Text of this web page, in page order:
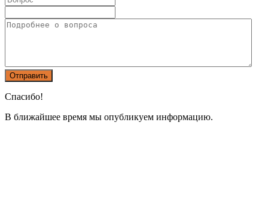
Спасибо!
В ближайшее время мы опубликуем информацию.